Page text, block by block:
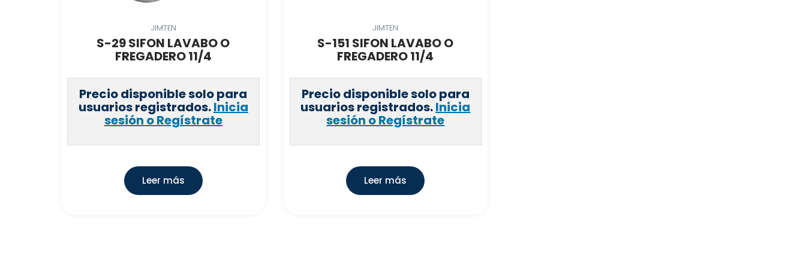
JIMTEN
S-29 SIFON LAVABO O
FREGADERO 11/4
Precio disponible solo para
usuarios registrados.Inicia
sesión o Regístrate
Leer más
JIMTEN
S-151 SIFON LAVABO O
FREGADERO 11/4
Precio disponible solo para
usuarios registrados.Inicia
sesión o Regístrate
Leer más